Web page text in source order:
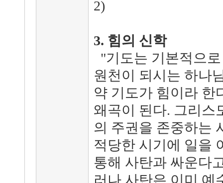
2)
3. 힘의 신학
"기도는 기본적으
원천이 되시는 하나
약 기도가 힘이라 한
왜곡이 된다. 그리스
의 주권을 존중하는
적당한 시기에 일을
통해 사탄과 싸운다
러나 사탄은 이미 예